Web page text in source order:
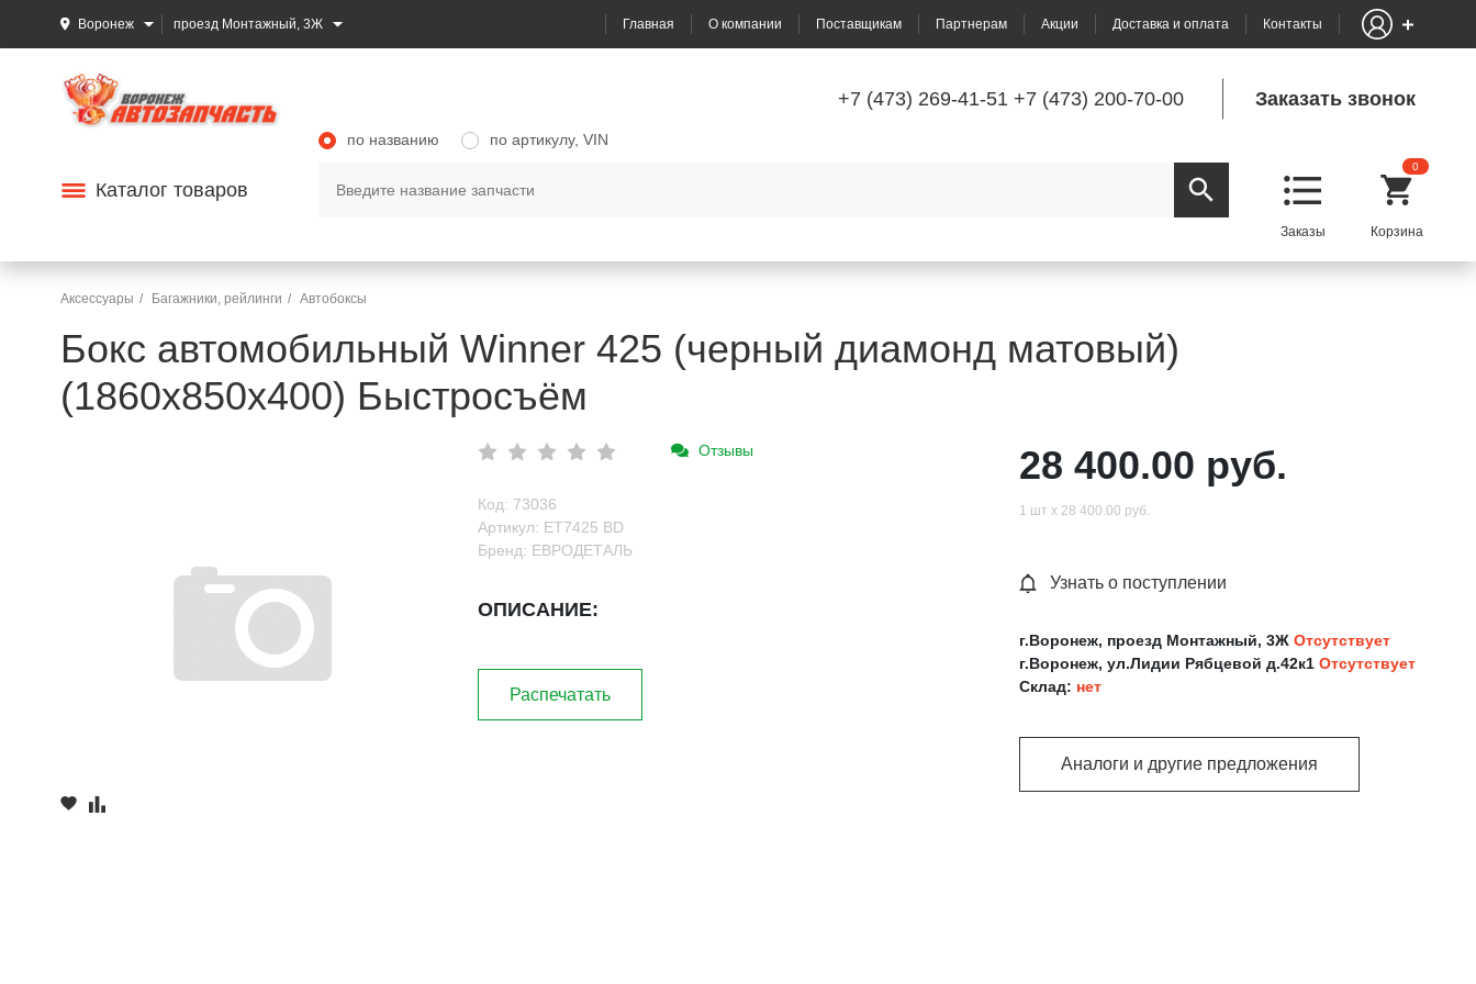
Воронеж проезд Монтажный, 3Ж Главная О компании Поставщикам Партнерам Акции Доставка и оплата Контакты
+7 (473) 269-41-51 +7 (473) 200-70-00 Заказать звонок
Каталог товаров
по названию по артикулу, VIN
0
Аксессуары Багажники, рейлинги Автобоксы
Бокс автомобильный Winner 425 (черный диамонд матовый)
(1860х850х400) Быстросъём
Отзывы
Код: 73036
Артикул: ET7425 BD
Бренд: ЕВРОДЕТАЛЬ
ОПИСАНИЕ:
Распечатать
28 400.00 руб.
1 шт х 28 400.00 руб.
Узнать о поступлении
г.Воронеж, проезд Монтажный, 3Ж Отсутствует
г.Воронеж, ул.Лидии Рябцевой д.42к1 Отсутствует
Склад: нет
Аналоги и другие предложения